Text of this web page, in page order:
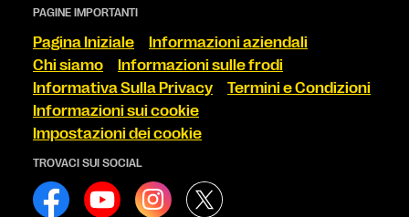
PAGINE IMPORTANTI
Pagina Iniziale
Informazioni aziendali
Chi siamo
Informazioni sulle frodi
Informativa Sulla Privacy
Termini e Condizioni
Informazioni sui cookie
Impostazioni dei cookie
TROVACI SUI SOCIAL